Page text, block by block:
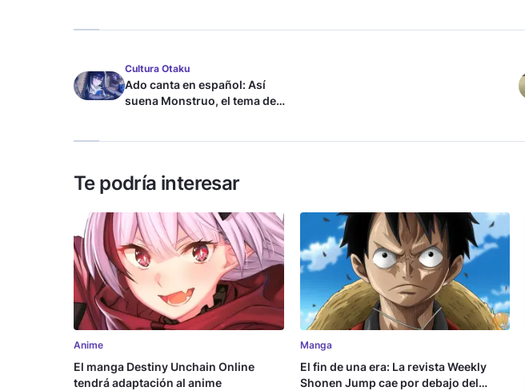
Cultura Otaku
Ado canta en español: Así
suena Monstruo, el tema de
Te podría interesar
Anime
El manga Destiny Unchain Online
tendrá adaptación al anime
Manga
El fin de una era: La revista Weekly
Shonen Jump cae por debajo del